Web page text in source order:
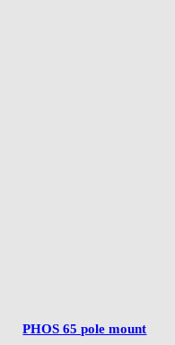
PHOS 65 pole mount